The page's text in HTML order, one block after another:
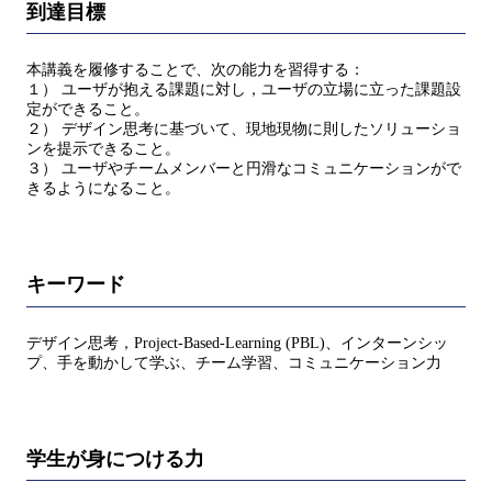
到達目標
本講義を履修することで、次の能力を習得する：
１） ユーザが抱える課題に対し，ユーザの立場に立った課題設
定ができること。
２） デザイン思考に基づいて、現地現物に則したソリューショ
ンを提示できること。
３） ユーザやチームメンバーと円滑なコミュニケーションがで
きるようになること。
キーワード
デザイン思考，Project-Based-Learning (PBL)、インターンシッ
プ、手を動かして学ぶ、チーム学習、コミュニケーション力
学生が身につける力